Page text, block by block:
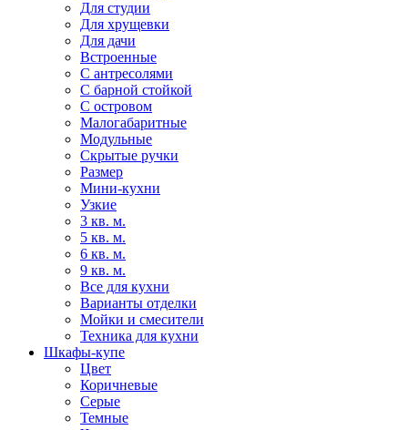
Для студии
Для хрущевки
Для дачи
Встроенные
С антресолями
С барной стойкой
С островом
Малогабаритные
Модульные
Скрытые ручки
Размер
Мини-кухни
Узкие
3 кв. м.
5 кв. м.
6 кв. м.
9 кв. м.
Все для кухни
Варианты отделки
Мойки и смесители
Техника для кухни
Шкафы-купе
Цвет
Коричневые
Серые
Темные